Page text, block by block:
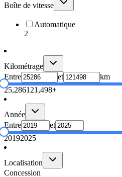
Boîte de vitesse
Automatique
2
Kilométrage
Entre
et
km
25,286121,498+
Année
Entre
et
20192025
Localisation
Concession